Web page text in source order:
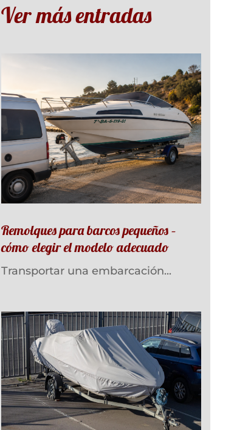
Ver más entradas
Remolques para barcos pequeños –
cómo elegir el modelo adecuado
Transportar una embarcación...